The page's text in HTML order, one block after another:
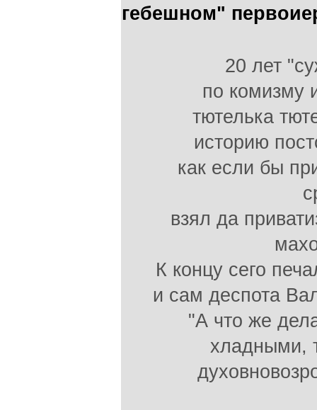
гебешном"
20 лет
по комизму
тютелька
историю
как если бы
взял да
К концу сего
и сам деспота
"А что же
хладными,